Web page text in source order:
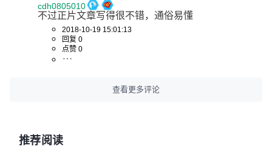
cdh0805010
不过正片文章写得很不错，通俗易懂
2018-10-19 15:01:13
回复 0
点赞 0
查看更多评论
推荐阅读